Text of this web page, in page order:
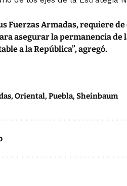
Fuerzas Armadas, requiere
asegurar la permanencia de
a la República”, agregó.
,Oriental,Puebla,Sheinbaum